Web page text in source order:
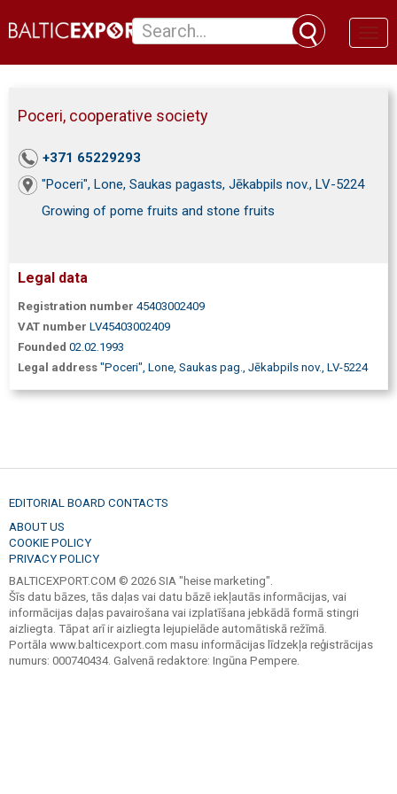
Poceri, cooperative society
+371 65229293
"Poceri", Lone, Saukas pagasts, Jēkabpils nov., LV-5224
Growing of pome fruits and stone fruits
Legal data
Registration number 45403002409
VAT number LV45403002409
Founded 02.02.1993
Legal address "Poceri", Lone, Saukas pag., Jēkabpils nov., LV-5224
EDITORIAL BOARD CONTACTS
ABOUT US
COOKIE POLICY
PRIVACY POLICY
BALTICEXPORT.COM © 2026 SIA "heise marketing".
Šīs datu bāzes, tās daļas vai datu bāzē iekļautās informācijas, vai
informācijas daļas pavairošana vai izplatīšana jebkādā formā stingri
aizliegta. Tāpat arī ir aizliegta lejupielāde automātiskā režīmā.
Portāla www.balticexport.com masu informācijas līdzekļa reģistrācijas
numurs: 000740434. Galvenā redaktore: Ingūna Pempere.